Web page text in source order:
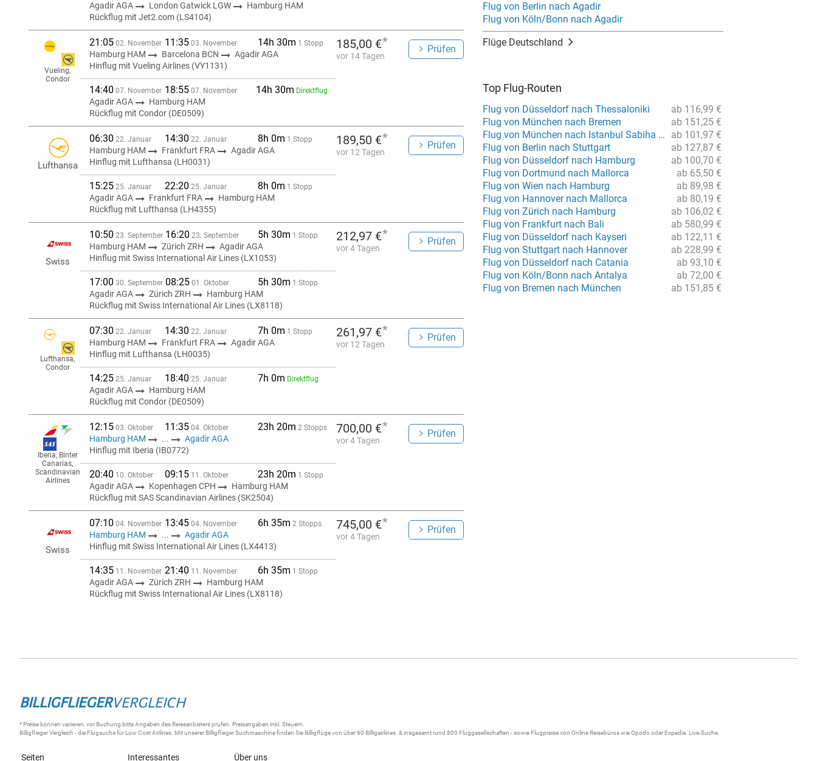
Agadir AGA London Gatwick LGW
Hamburg HAM
Rückflug mit Jet2.com (LS4104)
21:05 02. November 11:35 03. November 14h 30m 1 Stopp
Hamburg HAM Barcelona BCN
Agadir AGA
Hinflug mit Vueling Airlines (VY1131)
14:40 07. November 18:55 07. November 14h 30m Direktflug
Agadir AGA
Hamburg HAM
Rückflug mit Condor (DE0509)
Vueling,
Condor
185,00 €*
vor 14 Tagen
Prüfen
06:30 22. Januar 14:30 22. Januar 8h 0m 1 Stopp
Hamburg HAM Frankfurt FRA
Agadir AGA
Hinflug mit Lufthansa (LH0031)
15:25 25. Januar 22:20 25. Januar 8h 0m 1 Stopp
Agadir AGA Frankfurt FRA
Hamburg HAM
Rückflug mit Lufthansa (LH4355)
Lufthansa
189,50 €*
vor 12 Tagen
Prüfen
10:50 23. September 16:20 23. September 5h 30m 1 Stopp
Hamburg HAM Zürich ZRH
Agadir AGA
Hinflug mit Swiss International Air Lines (LX1053)
17:00 30. September 08:25 01. Oktober 5h 30m 1 Stopp
Agadir AGA Zürich ZRH
Hamburg HAM
Rückflug mit Swiss International Air Lines (LX8118)
Swiss
212,97 €*
vor 4 Tagen
Prüfen
07:30 22. Januar 14:30 22. Januar 7h 0m 1 Stopp
Hamburg HAM Frankfurt FRA
Agadir AGA
Hinflug mit Lufthansa (LH0035)
14:25 25. Januar 18:40 25. Januar 7h 0m Direktflug
Agadir AGA
Hamburg HAM
Rückflug mit Condor (DE0509)
Lufthansa,
Condor
261,97 €*
vor 12 Tagen
Prüfen
12:15 03. Oktober 11:35 04. Oktober 23h 20m 2 Stopps
Hamburg HAM ...
Agadir AGA
Hinflug mit Iberia (IB0772)
20:40 10. Oktober 09:15 11. Oktober 23h 20m 1 Stopp
Agadir AGA Kopenhagen CPH
Hamburg HAM
Rückflug mit SAS Scandinavian Airlines (SK2504)
Iberia, Binter
Canarias,
Scandinavian
Airlines
700,00 €*
vor 4 Tagen
Prüfen
07:10 04. November 13:45 04. November 6h 35m 2 Stopps
Hamburg HAM ...
Agadir AGA
Hinflug mit Swiss International Air Lines (LX4413)
14:35 11. November 21:40 11. November 6h 35m 1 Stopp
Agadir AGA Zürich ZRH
Hamburg HAM
Rückflug mit Swiss International Air Lines (LX8118)
Swiss
745,00 €*
vor 4 Tagen
Prüfen
Flug von Berlin nach Agadir
Flug von Köln/Bonn nach Agadir
Flüge Deutschland
Top Flug-Routen
ab 116,99 €
Flug von Düsseldorf nach Thessaloniki
ab 151,25 €
Flug von München nach Bremen
ab 101,97 €
Flug von München nach Istanbul Sabiha Gökcen
ab 127,87 €
Flug von Berlin nach Stuttgart
ab 100,70 €
Flug von Düsseldorf nach Hamburg
ab 65,50 €
Flug von Dortmund nach Mallorca
ab 89,98 €
Flug von Wien nach Hamburg
ab 80,19 €
Flug von Hannover nach Mallorca
ab 106,02 €
Flug von Zürich nach Hamburg
ab 580,99 €
Flug von Frankfurt nach Bali
ab 122,11 €
Flug von Düsseldorf nach Kayseri
ab 228,99 €
Flug von Stuttgart nach Hannover
ab 93,10 €
Flug von Düsseldorf nach Catania
ab 72,00 €
Flug von Köln/Bonn nach Antalya
ab 151,85 €
Flug von Bremen nach München
BILLIGFLIEGERVERGLEICH
* Preise können variieren, vor Buchung bitte Angaben des Reiseanbieters prüfen. Preisangaben inkl. Steuern.
BilligfliegerVergleich - die Flugsuchefür Low Cost Airlines. Mit unsererBilligflieger Suchmaschinefinden Sie Billigflügevon über 60 Billigairlines . & insgesamt rund 800 Fluggesellschaften - sowie Flugpreise von Online Reisebüros wie Opodo oder Expedia. Live-Suche
Seiten Interessantes Über uns